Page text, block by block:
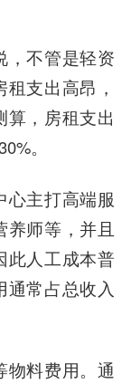
，不管是轻资
支出高昂，
算，房租支出
。
心主打高端服
师等，并且
此人工成本普
常占总收入
物料费用。通